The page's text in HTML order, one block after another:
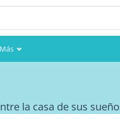
Más
la casa de sus